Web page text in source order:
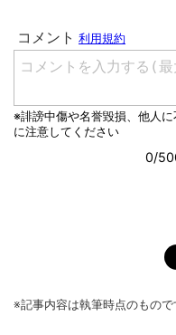
※記事内容は執筆時点のもので